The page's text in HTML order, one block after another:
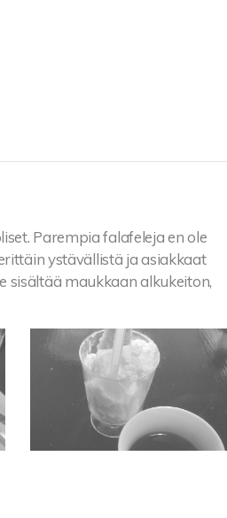
Parempia falafeleja en ole
ystävällistä ja asiakkaat
sisältää maukkaan alkukeiton,